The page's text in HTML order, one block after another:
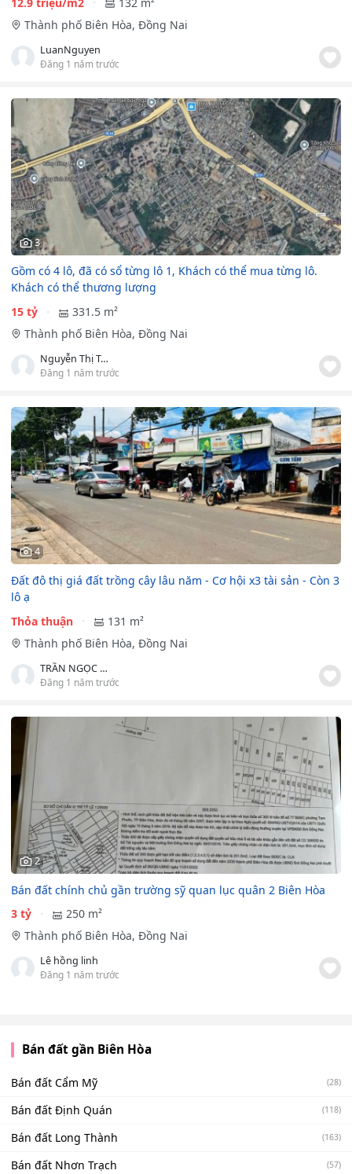
Thành phố Biên Hòa, Đồng Nai
LuanNguyen
Đăng 1 năm trước
3
Gồm có 4 lô, đã có sổ từng lô 1, Khách có thể mua từng lô.
Khách có thể thương lượng
15 tỷ
331.5 m²
Thành phố Biên Hòa, Đồng Nai
Nguyễn Thị Trang
Đăng 1 năm trước
4
Đất đô thị giá đất trồng cây lâu năm - Cơ hội x3 tài sản - Còn 3
lô ạ
Thỏa thuận
131 m²
Thành phố Biên Hòa, Đồng Nai
TRẦN NGỌC MỚI
Đăng 1 năm trước
2
Bán đất chính chủ gần trường sỹ quan lục quân 2 Biên Hòa
3 tỷ
250 m²
Thành phố Biên Hòa, Đồng Nai
Lê hồng linh
Đăng 1 năm trước
Bán đất gần Biên Hòa
Bán đất Cẩm Mỹ (28)
Bán đất Định Quán (118)
Bán đất Long Thành (163)
Bán đất Nhơn Trạch (57)